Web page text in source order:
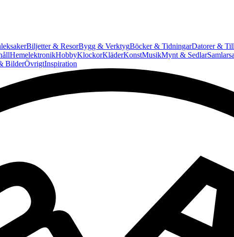
Biljetter & ResorBygg & VerktygBöcker & TidningarDatorer &
HemelektronikHobbyKlockorKläderKonstMusikMynt & Sedlar
BilderÖvrigtInspiration